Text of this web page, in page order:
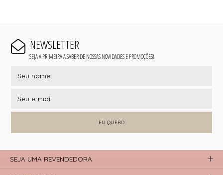
NEWSLETTER
SEJA A PRIMEIRA A SABER DE NOSSAS NOVIDADES E PROMOÇÕES!
EU QUERO
SEJA UMA REVENDEDORA